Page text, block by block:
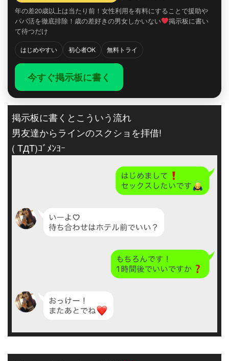
年の差20歳以上は当たり前！女性利用を有料にすることで援助や
パパ活を徹底排除！歳の差好きの男女しかいない
掲示板に書い
て待つだけ
はじめやすい 初心者OK 無料トライ
今すぐ掲示板に書く
掲示板に書くとこういう流れ
男友達からラインのスクショを拝借!
( TДT)ｺﾞﾒﾝﾖｰ